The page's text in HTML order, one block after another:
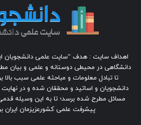
اهداف سایت : هدف “سایت علمی دانشجویان
دانشگاهی در محیطی دوستانه و علمی و بیان
تا تبادل معلومات و مباحثه علمی سبب بالا
دانشجویان و اساتید و محققان شده و در
مسائل مطرح شده برسد؛ تا به این وسیله
پیشرفت علمی کشورعزیزمان ایران